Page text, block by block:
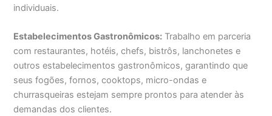
individuais.
Estabelecimentos Gastronômicos: Trabalho em parceria
com restaurantes, hotéis, chefs, bistrôs, lanchonetes e
outros estabelecimentos gastronômicos, garantindo que
seus fogões, fornos, cooktops, micro-ondas e
churrasqueiras estejam sempre prontos para atender às
demandas dos clientes.